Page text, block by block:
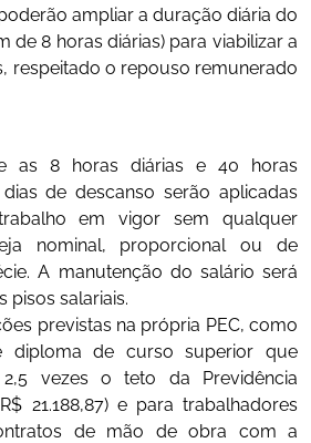
ampliar a duração diária do
de 8 horas diárias) para viabilizar a
respeitado o repouso remunerado
as 8 horas diárias e 40 horas
de descanso serão aplicadas
em vigor sem qualquer
nominal, proporcional ou de
A manutenção do salário será
pisos salariais.
previstas na própria PEC, como
diploma de curso superior que
vezes o teto da Previdência
21.188,87) e para trabalhadores
de mão de obra com a